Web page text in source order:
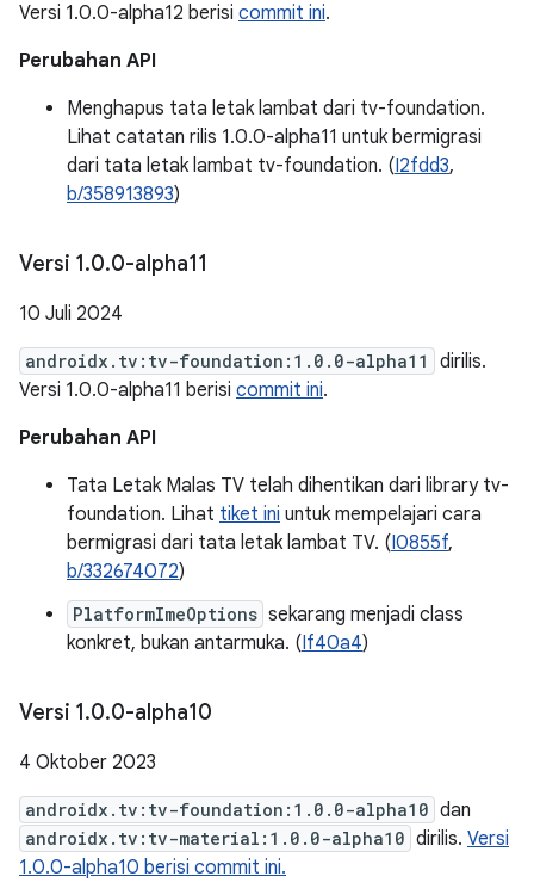
Versi 1.0.0-alpha12 berisi commit ini.
Perubahan API
Menghapus tata letak lambat dari tv-foundation.
Lihat catatan rilis 1.0.0-alpha11 untuk bermigrasi
dari tata letak lambat tv-foundation. (I2fdd3,
b/358913893)
Versi 1.0.0-alpha11
10 Juli 2024
androidx.tv:tv-foundation:1.0.0-alpha11
dirilis.
Versi 1.0.0-alpha11 berisi commit ini.
Perubahan API
Tata Letak Malas TV telah dihentikan dari library tv-
foundation. Lihat tiket ini untuk mempelajari cara
bermigrasi dari tata letak lambat TV. (I0855f,
b/332674072)
PlatformImeOptions sekarang menjadi class
konkret, bukan antarmuka. (If40a4)
Versi 1.0.0-alpha10
4 Oktober 2023
androidx.tv:tv-foundation:1.0.0-alpha10 dan
androidx.tv:tv-material:1.0.0-alpha10 dirilis. Versi
1.0.0-alpha10 berisi commit ini.